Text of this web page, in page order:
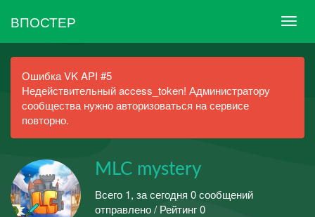
ВПОСТЕР
Ошибка VK API #5
Недействительный access_token! Администратору
сообщества нужно авторизоваться на сервисе
повторно.
MLC mystery
Всего 1, за сегодня 0 сообщений
отправлено / Рейтинг 0